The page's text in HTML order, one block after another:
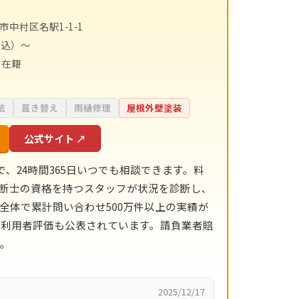
中村区名駅1-1-1
）〜
籍
葺き替え 雨樋修理 屋根外壁塗装
公式サイト ↗
24時間365日いつでも相談できます。料
の資格を持つスタッフが状況を診断し、
体で累計問い合わせ500万件以上の実績が
用者評価も公表されています。請負業者賠
2025/12/17